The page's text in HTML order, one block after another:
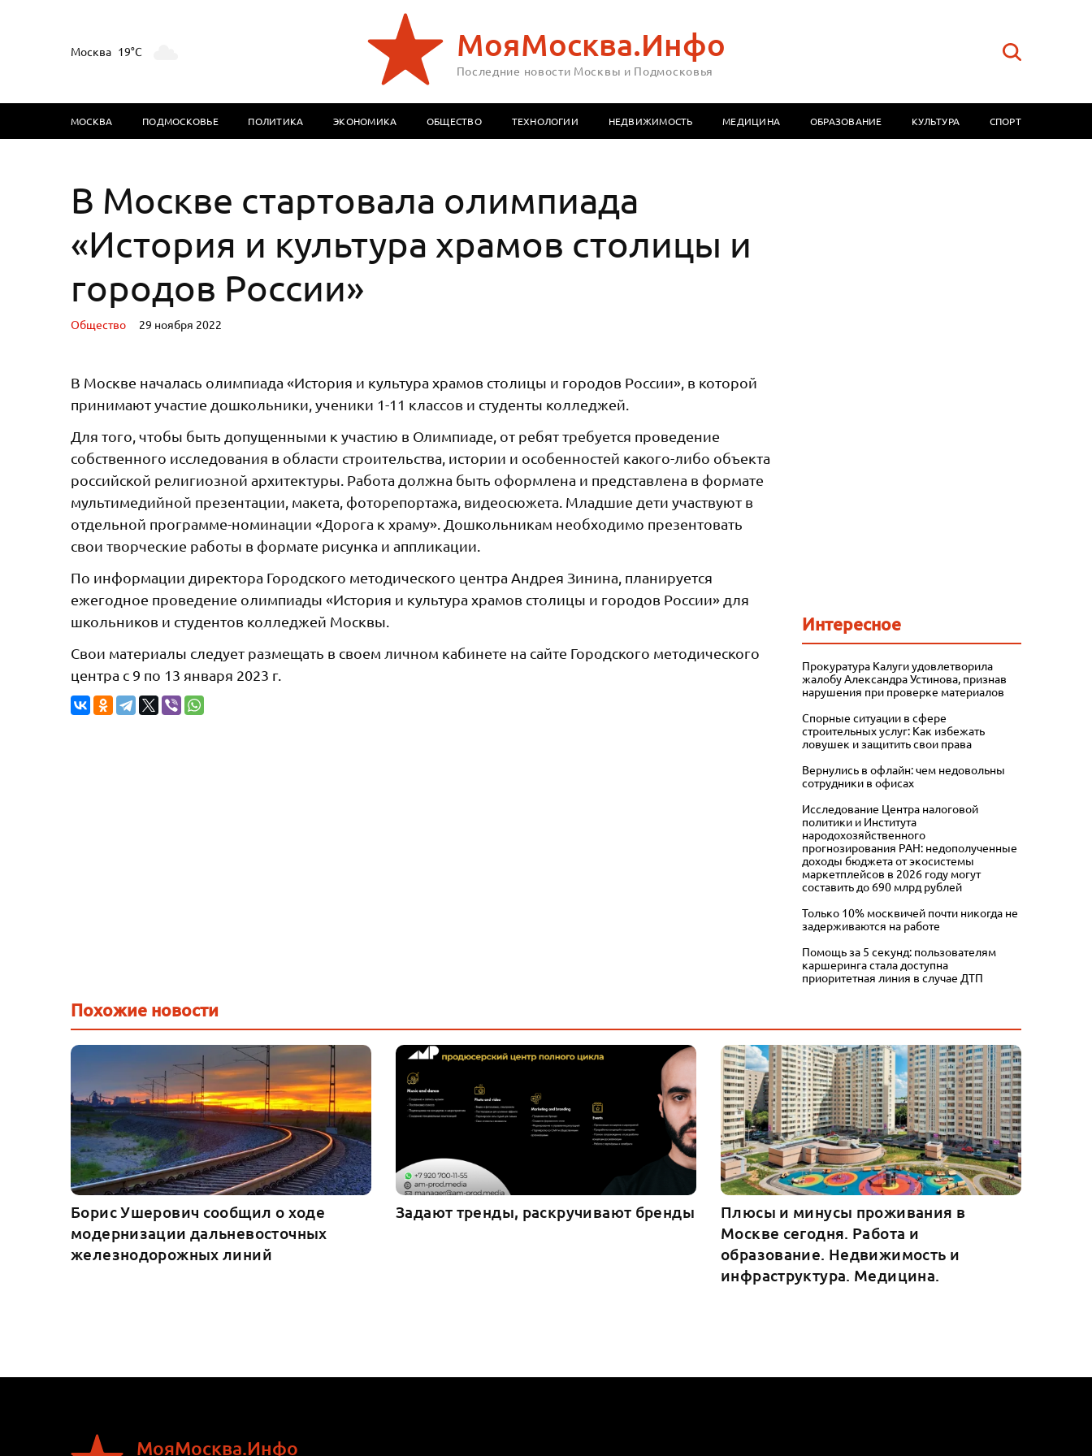
Москва 19°C МояМосква.Инфо
Последние новости Москвы и Подмосковья
МОСКВА ПОДМОСКОВЬЕ ПОЛИТИКА ЭКОНОМИКА ОБЩЕСТВО ТЕХНОЛОГИИ НЕДВИЖИМОСТЬ МЕДИЦИНА ОБРАЗОВАНИЕ КУЛЬТУРА СПОРТ
В Москве стартовала олимпиада
«История и культура храмов столицы и
городов России»
Oбщество 29 ноября 2022
В Москве началась олимпиада «История и культура храмов столицы и городов России», в которой
принимают участие дошкольники, ученики 1-11 классов и студенты колледжей.
Для того, чтобы быть допущенными к участию в Олимпиаде, от ребят требуется проведение
собственного исследования в области строительства, истории и особенностей какого-либо объекта
российской религиозной архитектуры. Работа должна быть оформлена и представлена в формате
мультимедийной презентации, макета, фоторепортажа, видеосюжета. Младшие дети участвуют в
отдельной программе-номинации «Дорога к храму». Дошкольникам необходимо презентовать
свои творческие работы в формате рисунка и аппликации.
По информации директора Городского методического центра Андрея Зинина, планируется
ежегодное проведение олимпиады «История и культура храмов столицы и городов России» для
школьников и студентов колледжей Москвы.
Свои материалы следует размещать в своем личном кабинете на сайте Городского методического
центра с 9 по 13 января 2023 г.
Интересное
Прокуратура Калуги удовлетворила
жалобу Александра Устинова, признав
нарушения при проверке материалов
Спорные ситуации в сфере
строительных услуг: Как избежать
ловушек и защитить свои права
Вернулись в офлайн: чем недовольны
сотрудники в офисах
Исследование Центра налоговой
политики и Института
народохозяйственного
прогнозирования РАН: недополученные
доходы бюджета от экосистемы
маркетплейсов в 2026 году могут
составить до 690 млрд рублей
Только 10% москвичей почти никогда не
задерживаются на работе
Помощь за 5 секунд: пользователям
каршеринга стала доступна
приоритетная линия в случае ДТП
Похожие новости
Борис Ушерович сообщил о ходе
модернизации дальневосточных
железнодорожных линий
Задают тренды, раскручивают бренды
Плюсы и минусы проживания в
Москве сегодня. Работа и
образование. Недвижимость и
инфраструктура. Медицина.
МояМосква.Инфо